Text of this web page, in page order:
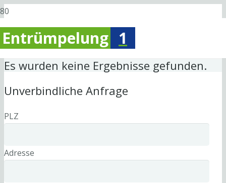
Entrümpelung 1
Es wurden keine Ergebnisse gefunden.
Unverbindliche Anfrage
PLZ
Adresse